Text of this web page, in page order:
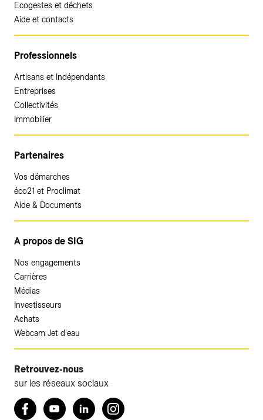
Ecogestes et déchets
Aide et contacts
Professionnels
Artisans et Indépendants
Entreprises
Collectivités
Immobilier
Partenaires
Vos démarches
éco21 et Proclimat
Aide & Documents
A propos de SIG
Nos engagements
Carrières
Médias
Investisseurs
Achats
Webcam Jet d'eau
Retrouvez-nous
sur les réseaux sociaux
Retrouvez nous sur Facebook
YoutubeLinkedInInstagram
Accéder à votre espace client SIG.
Votre espace client SIG n'est pas optimisé pour une